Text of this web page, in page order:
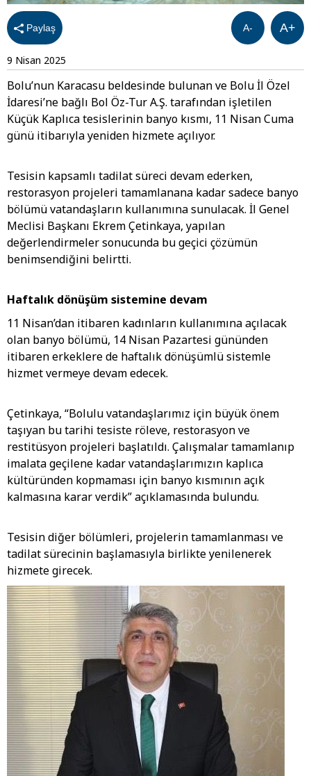
Paylaş A+
A-
9 Nisan 2025
Bolu’nun Karacasu beldesinde bulunan ve Bolu İl Özel
İdaresi’ne bağlı Bol Öz-Tur A.Ş. tarafından işletilen
Küçük Kaplıca tesislerinin banyo kısmı, 11 Nisan Cuma
günü itibarıyla yeniden hizmete açılıyor.
Tesisin kapsamlı tadilat süreci devam ederken,
restorasyon projeleri tamamlanana kadar sadece banyo
bölümü vatandaşların kullanımına sunulacak. İl Genel
Meclisi Başkanı Ekrem Çetinkaya, yapılan
değerlendirmeler sonucunda bu geçici çözümün
benimsendiğini belirtti.
Haftalık dönüşüm sistemine devam
11 Nisan’dan itibaren kadınların kullanımına açılacak
olan banyo bölümü, 14 Nisan Pazartesi gününden
itibaren erkeklere de haftalık dönüşümlü sistemle
hizmet vermeye devam edecek.
Çetinkaya, “Bolulu vatandaşlarımız için büyük önem
taşıyan bu tarihi tesiste röleve, restorasyon ve
restitüsyon projeleri başlatıldı. Çalışmalar tamamlanıp
imalata geçilene kadar vatandaşlarımızın kaplıca
kültüründen kopmaması için banyo kısmının açık
kalmasına karar verdik” açıklamasında bulundu.
Tesisin diğer bölümleri, projelerin tamamlanması ve
tadilat sürecinin başlamasıyla birlikte yenilenerek
hizmete girecek.